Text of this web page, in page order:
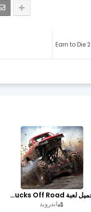
تحميل لعبة Earn to Die 2 مهكرة اصدار v1.4.32 تحميل لعبة Earn to Die 2
تحميل لعبة Trucks Off Road مهكرة اخر اصدار
اندرويد